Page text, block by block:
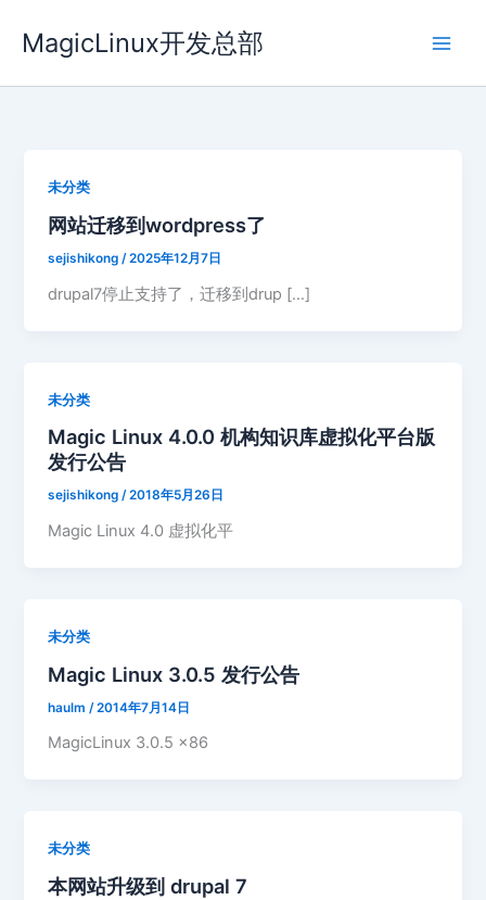
容
MagicLinux开发总部
未分类
网站迁移到wordpress了
sejishikong/2025年12月7日
drupal7停止支持了，迁移到drup […]
未分类
Magic Linux 4.0.0 机构知识库虚拟化平台版
发行公告
sejishikong/2018年5月26日
Magic Linux 4.0 虚拟化平
未分类
Magic Linux 3.0.5 发行公告
haulm /2014年7月14日
MagicLinux 3.0.5 x86
未分类
本网站升级到 drupal 7